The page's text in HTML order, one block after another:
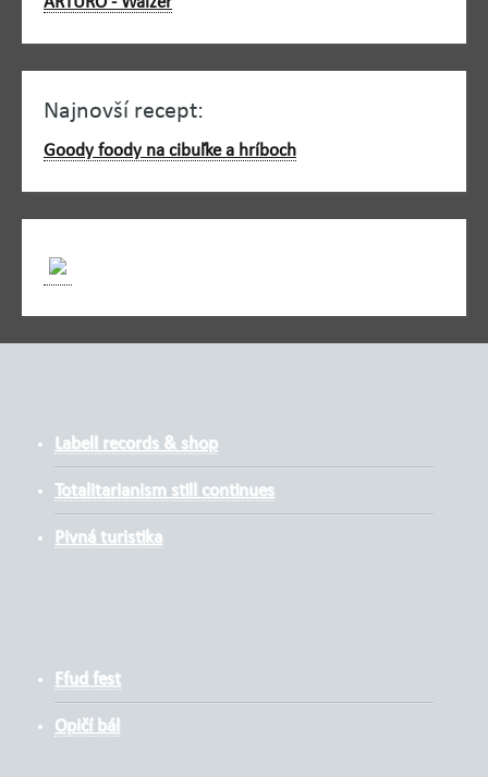
Najnovší recept:
Goody foody na cibuľke a hríboch
Labell records & shop
Totalitarianism still continues
Pivná turistika
Ffud fest
Opičí bál